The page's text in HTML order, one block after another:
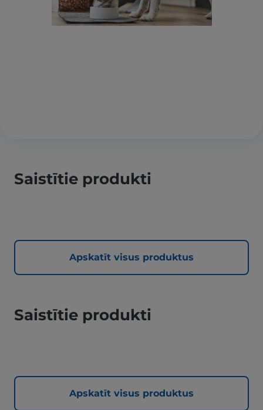
Saistītie produkti
Apskatīt visus produktus
Saistītie produkti
Apskatīt visus produktus